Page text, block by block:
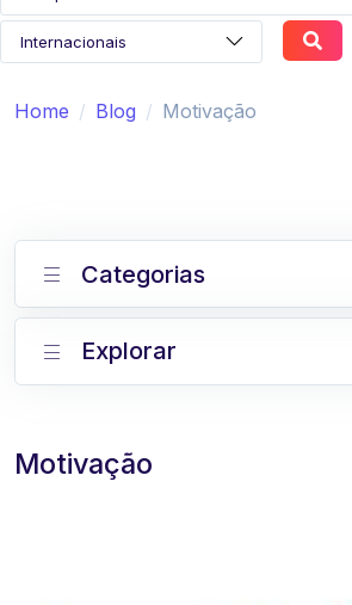
Home Blog Motivação
Motivação
Categorias
Explorar